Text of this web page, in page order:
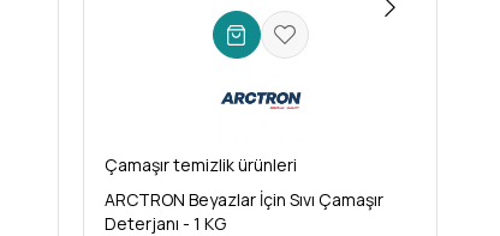
Çamaşır temizlik ürünleri
ARCTRON Beyazlar İçin Sıvı Çamaşır
Deterjanı - 1 KG